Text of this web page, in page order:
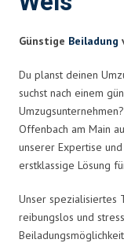
Günstige Beiladung
Du planst deinen
suchst nach einem
Offenbach am Main
unserer Expertise
erstklassige Lösung
Unser spezialisiertes
reibungslos und